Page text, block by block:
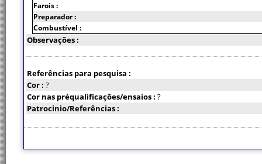
Farois :
Preparador :
Combustível :
Observações :
Referências para pesquisa :
Cor : ?
Cor nas préqualificações/ensaios : ?
Patrocinio/Referências :